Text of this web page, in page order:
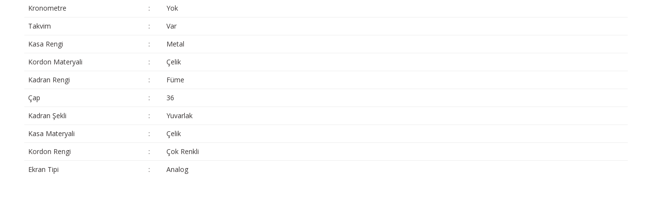
Kronometre
:
Yok
Takvim
:
Var
Kasa Rengi
:
Metal
Kordon Materyali
:
Çelik
Kadran Rengi
:
Füme
Çap
:
36
Kadran Şekli
:
Yuvarlak
Kasa Materyali
:
Çelik
Kordon Rengi
:
Çok Renkli
Ekran Tipi
: Analog